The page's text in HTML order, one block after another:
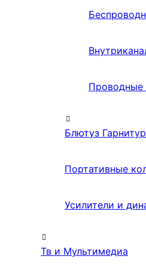
Проводные
Блютуз
Портативные
Усилители и
Тв и Мультимедиа